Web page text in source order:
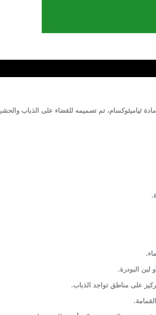
لبن البودرة.
على مناطق تواجد الذباب.